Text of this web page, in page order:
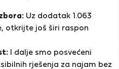
Uz dodatak 1.063
otkrijte još širi raspon
I dalje smo posvećeni
rješenja za najam bez
Ponude
2